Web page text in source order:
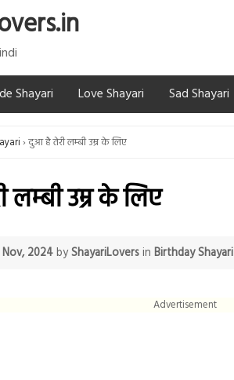
Shayari Love Shayari Sad Shayari
दुआ है तेरी लम्बी उम्र के लिए
उम्र के लिए
2024byShayariLoversin Birthday Shayari
Advertisement